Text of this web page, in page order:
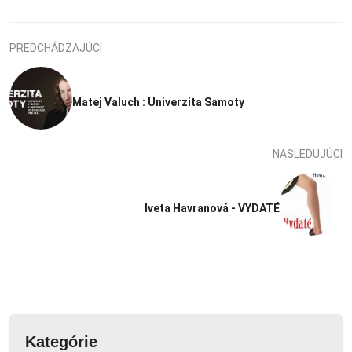
PREDCHÁDZAJÚCI
Matej Valuch : Univerzita Samoty
NASLEDUJÚCI
Iveta Havranová - VYDATÉ
Kategórie